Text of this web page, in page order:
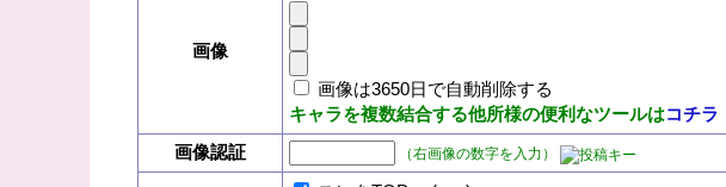
画像
画像は3650日で自動削除する
キャラを複数結合する他所様の便利なツールはコチラ
画像認証
（右画像の数字を入力）